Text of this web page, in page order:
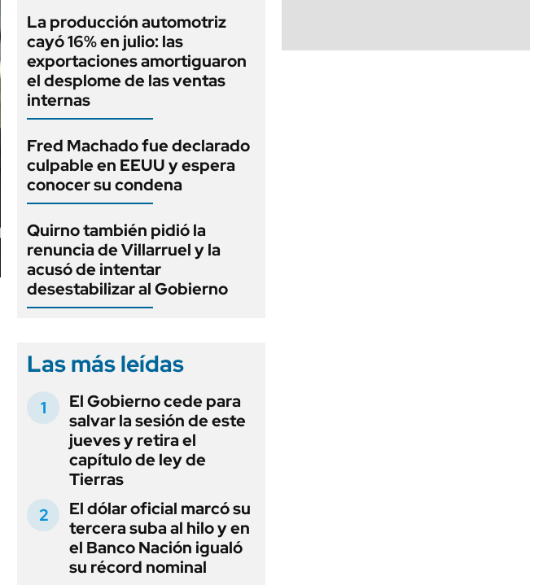
La producción automotriz
cayó 16% en julio: las
exportaciones amortiguaron
el desplome de las ventas
internas
Fred Machado fue declarado
culpable en EEUU y espera
conocer su condena
Quirno también pidió la
renuncia de Villarruel y la
acusó de intentar
desestabilizar al Gobierno
Las más leídas
El Gobierno cede para
salvar la sesión de este
jueves y retira el
capítulo de ley de
Tierras
El dólar oficial marcó su
tercera suba al hilo y en
el Banco Nación igualó
su récord nominal